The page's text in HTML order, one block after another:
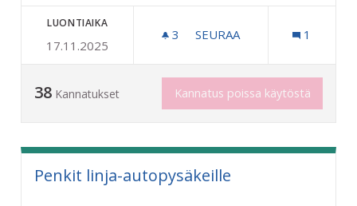
LUONTIAIKA
17.11.2025
3 3 SEURAAJAA
SEURAA 1
38 Kannatukset Kannatus poissa käytöstä
Penkit linja-autopysäkeille